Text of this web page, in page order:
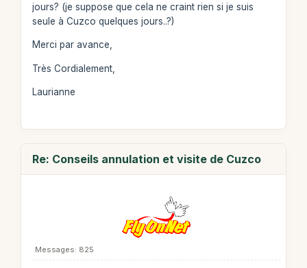
jours? (je suppose que cela ne craint rien si je suis
seule à Cuzco quelques jours..?)
Merci par avance,
Très Cordialement,
Laurianne
Re: Conseils annulation et visite de Cuzco
Messages: 825